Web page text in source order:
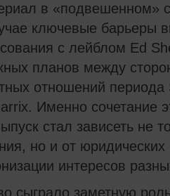
в «подвешенном»
ключевые барьеры
с лейблом Ed
планов между
отношений периода
Именно сочетание
стал зависеть не
но и от юридических
интересов
сыграло заметную